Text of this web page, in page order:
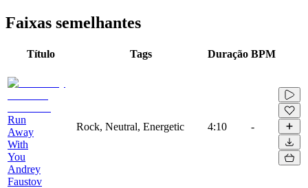
Faixas semelhantes
Título Tags Duração BPM
Run
Away
With
You
Andrey
Faustov
Rock, Neutral, Energetic 4:10 -